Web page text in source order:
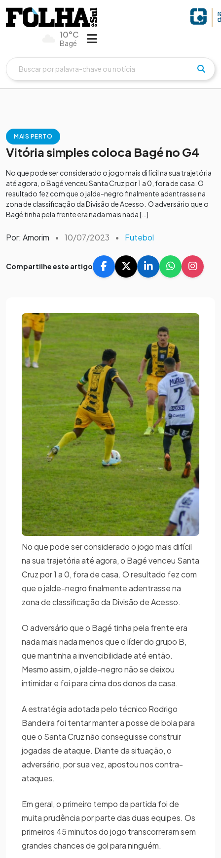
10°C
Bagé
MAIS PERTO
Vitória simples coloca Bagé no G4
No que pode ser considerado o jogo mais difícil na sua trajetória
até agora, o Bagé venceu Santa Cruz por 1 a 0, fora de casa. O
resultado fez com que o jalde-negro finalmente adentrasse na
zona de classificação da Divisão de Acesso. O adversário que o
Bagé tinha pela frente era nada mais nada […]
Por: Amorim • 10/07/2023 • Futebol
Compartilhe este artigo
No que pode ser considerado o jogo mais difícil
na sua trajetória até agora, o Bagé venceu Santa
Cruz por 1 a 0, fora de casa. O resultado fez com
que o jalde-negro finalmente adentrasse na
zona de classificação da Divisão de Acesso.
O adversário que o Bagé tinha pela frente era
nada mais nada menos que o líder do grupo B,
que mantinha a invencibilidade até então.
Mesmo assim, o jalde-negro não se deixou
intimidar e foi para cima dos donos da casa.
A estratégia adotada pelo técnico Rodrigo
Bandeira foi tentar manter a posse de bola para
que o Santa Cruz não conseguisse construir
jogadas de ataque. Diante da situação, o
adversário, por sua vez, apostou nos contra-
ataques.
Em geral, o primeiro tempo da partida foi de
muita prudência por parte das duas equipes. Os
primeiros 45 minutos do jogo transcorreram sem
grandes chances de gol para ninguém.